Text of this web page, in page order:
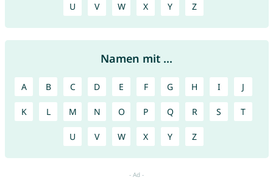
U V W X Y Z
Namen mit ...
A B C D E F G H I J
K L M N O P Q R S T
U V W X Y Z